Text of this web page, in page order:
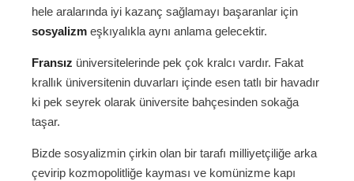
hele aralarında iyi kazanç sağlamayı başaranlar için
sosyalizm eşkıyalıkla aynı anlama gelecektir.
Fransız üniversitelerinde pek çok kralcı vardır. Fakat
krallık üniversitenin duvarları içinde esen tatlı bir havadır
ki pek seyrek olarak üniversite bahçesinden sokağa
taşar.
Bizde sosyalizmin çirkin olan bir tarafı milliyetçiliğe arka
çevirip kozmopolitliğe kayması ve komünizme kapı